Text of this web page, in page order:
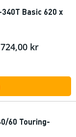
Basic 620 x
kr
60 Touring-